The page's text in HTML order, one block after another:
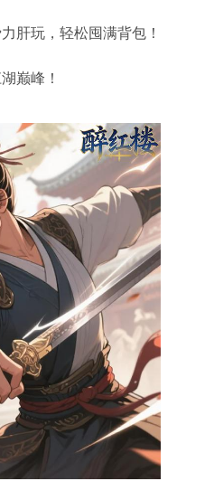
肝玩，轻松囤满背包！
巅峰！